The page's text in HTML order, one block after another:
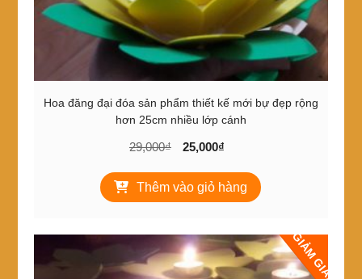
Hoa đăng đại đóa sản phẩm thiết kế mới bự đẹp rộng
hơn 25cm nhiều lớp cánh
29,000₫
Giá
là:
29,000₫.
25,000₫
tại
là:
Thêm vào giỏ hàng
GIẢM GIÁ!